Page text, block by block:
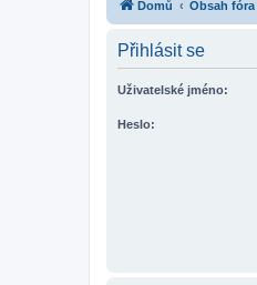
Domů Obsah fóra
Přihlásit se
Uživatelské jméno:
Heslo: